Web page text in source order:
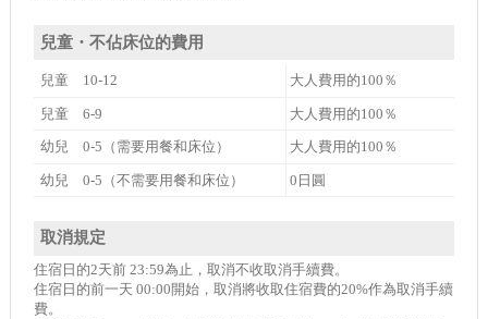
兒童・不佔床位的費用
兒童 10-12 大人費用的100％
兒童 6-9 大人費用的100％
幼兒 0-5（需要用餐和床位） 大人費用的100％
幼兒 0-5（不需要用餐和床位） 0日圓
取消規定
住宿日的2天前 23:59為止，取消不收取消手續費。
住宿日的前一天 00:00開始，取消將收取住宿費的20%作為取消手續
費。